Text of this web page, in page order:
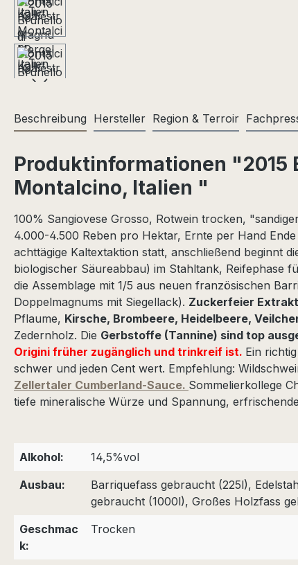
Beschreibung Hersteller Region & Terroir
Produktinformationen "2015
Montalcino, Italien "
100% Sangiovese Grosso, Rotwein trocken,
4.000-4.500 Reben pro Hektar, Ernte per Hand
achttägige Kaltextaktion statt, anschließend beginnt
biologischer Säureabbau) im Stahltank, Reifephase
die Assemblage mit 1/5 aus neuen französischen
Doppelmagnums mit Siegellack). Zuckerfeier
Pflaume, Kirsche, Brombeere, Heidelbeere,
Zedernholz. Die Gerbstoffe (Tannine) sind top
Origini früher zugänglich und trinkreif ist. Ein
schwer und jeden Cent wert. Empfehlung:
Zellertaler Cumberland-Sauce. Sommelierkollege
tiefe mineralische Würze und Spannung,
Alkohol:
14,5%vol
Ausbau:
Barriquefass gebraucht (225l),
gebraucht (1000l), Großes Holzfass
Geschmac
k:
Trocken